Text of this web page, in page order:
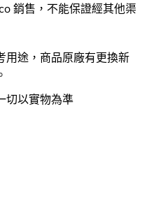
銷售，不能保證經其他渠
用途，商品原廠有更換新
切以實物為準